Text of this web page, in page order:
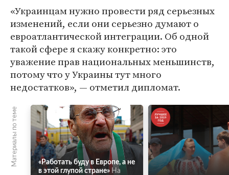
«Украинцам нужно провести ряд серьезных
изменений, если они серьезно думают о
евроатлантической интеграции. Об одной
такой сфере я скажу конкретно: это
уважение прав национальных меньшинств,
потому что у Украины тут много
недостатков», — отметил дипломат.
Материалы по теме
«Работать буду в Европе, а не
в этой глупой стране» На